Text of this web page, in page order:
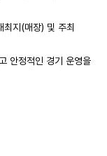
지(매장) 및 주최
안정적인 경기 운영을